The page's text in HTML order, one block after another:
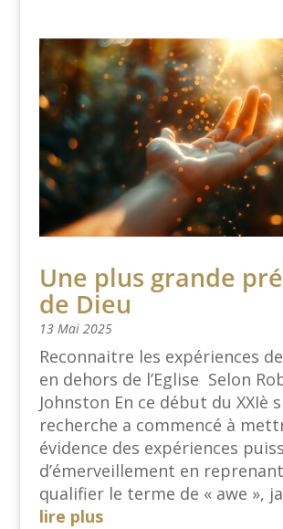
Une plus grande
de Dieu
13 Mai 2025
Reconnaitre les expériences
en dehors de l’Eglise Selon
Johnston En ce début du XXIè
recherche a commencé à
évidence des expériences
d’émerveillement en
qualifier le terme de « awe »,
lire plus